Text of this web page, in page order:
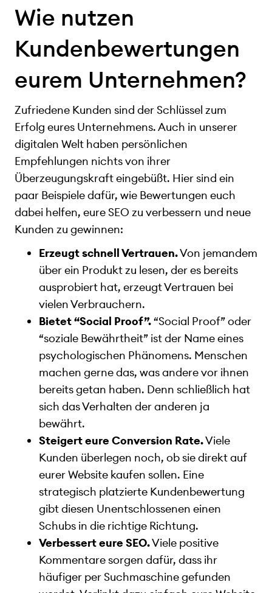
Wie nutzen
Kundenbewertungen
eurem Unternehmen?
Zufriedene Kunden sind der Schlüssel zum
Erfolg eures Unternehmens. Auch in unserer
digitalen Welt haben persönlichen
Empfehlungen nichts von ihrer
Überzeugungskraft eingebüßt. Hier sind ein
paar Beispiele dafür, wie Bewertungen euch
dabei helfen, eure SEO zu verbessern und neue
Kunden zu gewinnen:
Erzeugt schnell Vertrauen.Von jemandem
über ein Produkt zu lesen, der es bereits
ausprobiert hat, erzeugt Vertrauen bei
vielen Verbrauchern.
Bietet “Social Proof”.“Social Proof” oder
“soziale Bewährtheit” ist der Name eines
psychologischen Phänomens. Menschen
machen gerne das, was andere vor ihnen
bereits getan haben. Denn schließlich hat
sich das Verhalten der anderen ja
bewährt.
Steigert eure Conversion Rate.Viele
Kunden überlegen noch, ob sie direkt auf
eurer Website kaufen sollen. Eine
strategisch platzierte Kundenbewertung
gibt diesen Unentschlossenen einen
Schubs in die richtige Richtung.
Verbessert eure SEO.Viele positive
Kommentare sorgen dafür, dass ihr
häufiger per Suchmaschine gefunden